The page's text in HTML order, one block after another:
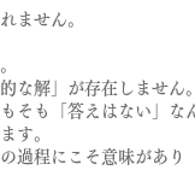
ません。
な解」が存在しません。
も「答えはない」な
す。
過程にこそ意味があり「